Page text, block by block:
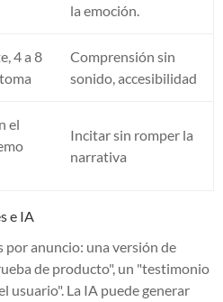
la emoción.
4 a 8
Comprensión sin
sonido, accesibilidad
el
Incitar sin romper la
narrativa
e IA
por anuncio: una versión de
de producto", un "testimonio
usuario". La IA puede generar